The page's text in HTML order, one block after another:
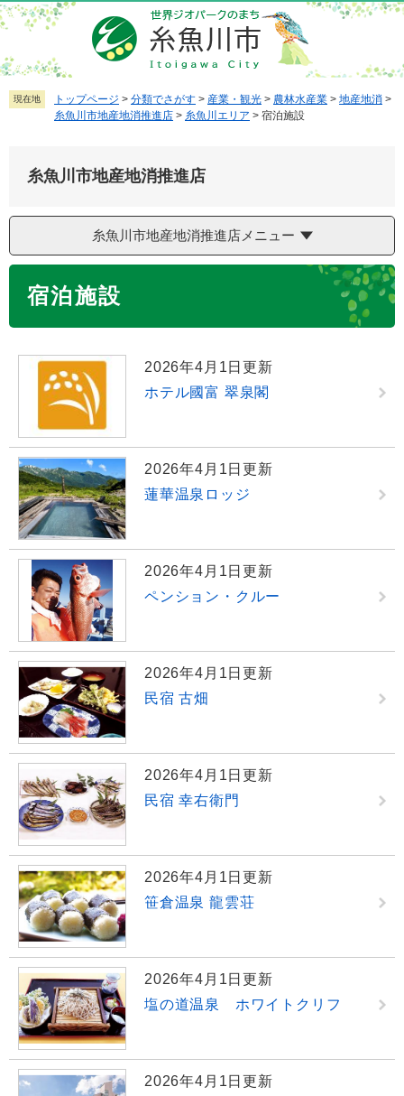
ペ
ー
ジ
の
先
メ
ニ
ュ
ー
を
へ
現在地 トップページ > 分類でさがす > 産業・観光 > 農林水産業 > 地産地消 >
糸魚川市地産地消推進店 > 糸魚川エリア > 宿泊施設
糸魚川市地産地消推進店
糸魚川市地産地消推進店メニュー
宿泊施設
2026年4月1日更新
ホテル國富 翠泉閣
2026年4月1日更新
蓮華温泉ロッジ
2026年4月1日更新
ペンション・クルー
2026年4月1日更新
民宿 古畑
2026年4月1日更新
民宿 幸右衛門
2026年4月1日更新
笹倉温泉 龍雲荘
2026年4月1日更新
塩の道温泉 ホワイトクリフ
2026年4月1日更新